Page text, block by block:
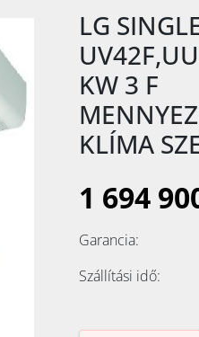
LG
KW 3 F
KLÍMA
1 694
Garancia:
Szállítási idő: